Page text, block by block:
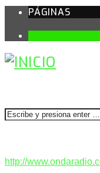
PÁGINAS
http://